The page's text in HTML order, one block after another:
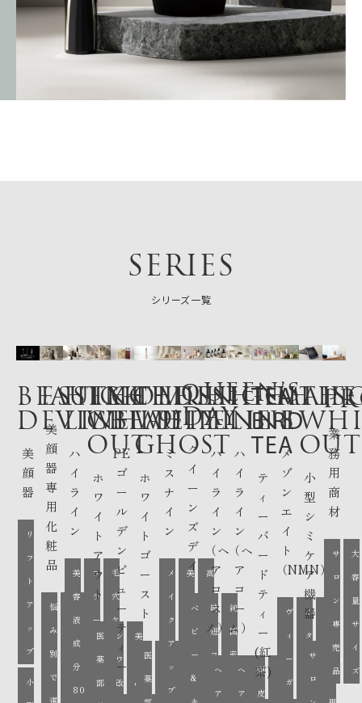
SERIES
シリーズ一覧
BEAUTY
DEVICE
美
顔
器
リ
フ
ト
ア
ッ
プ
小
ESSENCE
美
顔
器
専
用
化
粧
品
悩
み
別
で
選
HIGH
LINE
ハ
イ
ラ
イ
ン
美
容
液
成
分
80%
フ
ラ
ー
レ
ン
配
毛
穴
ケ
ア
THE
WHITE
OUT
ホ
ワ
イ
ト
ア
ウ
ト
医
薬
部
シ
ワ
改
美
&
GOLDEN
BEAUTY
PE
ゴ
ー
ル
デ
ン
ビ
ュ
ー
テ
ィ
ー
THE
WHITE
GHOST
ホ
ワ
イ
ト
ゴ
ー
ス
ト
医
薬
酵
MISS
9’
ミ
ス
ナ
イ
ン
メ
イ
ク
ア
ッ
プ
美
容
高
い
QUEEN’S
DAY
ク
イ
ー
ン
ズ
デ
イ
ベ
ビ
ー
&
時
短
コ
純
国
産
HIGH
LINE
ハ
イ
ラ
イ
ン
（ヘ
ア
コ
ス
メ）
ヘ
ア
頭
皮
オ
ー
HIGH
LINE
ハ
イ
ラ
イ
ン
（ヘ
ア
コ
ー
ム）
ヘ
ア
頭
皮
TEA
BIRD
TEA
テ
ィ
ー
バ
ー
ド
テ
ィ
ー
(紅
茶)
8
メ
ゾ
ン
エ
イ
ト
（NMN）
ヴ
ィ
ー
ガ
ボ
タ
ニ
カ
THE
OUT
小
型
シ
ミ
ケ
ア
機
器
サ
ロ
業
務
業
務
用
商
材
サ
ロ
ン
専
売
品
大
容
量
サ
イ
ズ